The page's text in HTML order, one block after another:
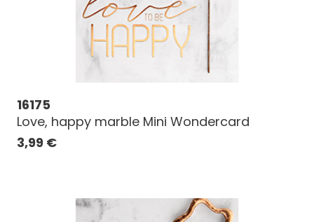
16175
Love, happy marble Mini Wondercard
3,99 €